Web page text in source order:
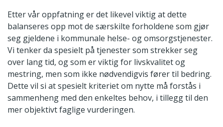
Etter vår oppfatning er det likevel viktig at dette
balanseres opp mot de særskilte forholdene som gjør
seg gjeldene i kommunale helse- og omsorgstjenester.
Vi tenker da spesielt på tjenester som strekker seg
over lang tid, og som er viktig for livskvalitet og
mestring, men som ikke nødvendigvis fører til bedring.
Dette vil si at spesielt kriteriet om nytte må forstås i
sammenheng med den enkeltes behov, i tillegg til den
mer objektivt faglige vurderingen.